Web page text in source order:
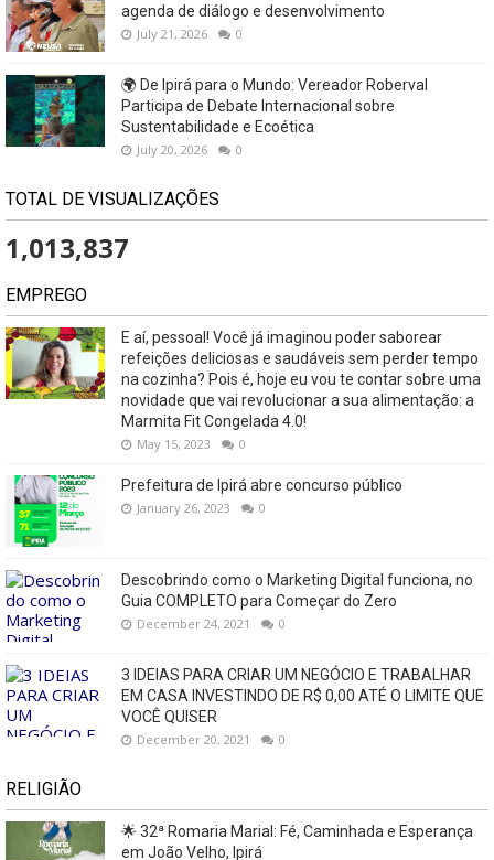
agenda de diálogo e desenvolvimento
July 21, 2026 0
🌍 De Ipirá para o Mundo: Vereador Roberval
Participa de Debate Internacional sobre
Sustentabilidade e Ecoética
July 20, 2026 0
TOTAL DE VISUALIZAÇÕES
1,013,837
EMPREGO
E aí, pessoal! Você já imaginou poder saborear
refeições deliciosas e saudáveis ​​sem perder tempo
na cozinha? Pois é, hoje eu vou te contar sobre uma
novidade que vai revolucionar a sua alimentação: a
Marmita Fit Congelada 4.0!
May 15, 2023 0
Prefeitura de Ipirá abre concurso público
January 26, 2023 0
Descobrindo como o Marketing Digital funciona, no
Guia COMPLETO para Começar do Zero
December 24, 2021 0
3 IDEIAS PARA CRIAR UM NEGÓCIO E TRABALHAR
EM CASA INVESTINDO DE R$ 0,00 ATÉ O LIMITE QUE
VOCÊ QUISER
December 20, 2021 0
RELIGIÃO
🌟 32ª Romaria Marial: Fé, Caminhada e Esperança
em João Velho, Ipirá